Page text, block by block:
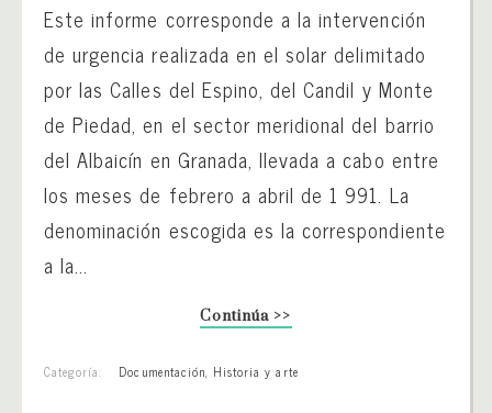
Este informe corresponde a la intervención
de urgencia realizada en el solar delimitado
por las Calles del Espino, del Candil y Monte
de Piedad, en el sector meridional del barrio
del Albaicín en Granada, llevada a cabo entre
los meses de febrero a abril de 1 991. La
denominación escogida es la correspondiente
a la...
Continúa >>
Categoría: Documentación, Historia y arte